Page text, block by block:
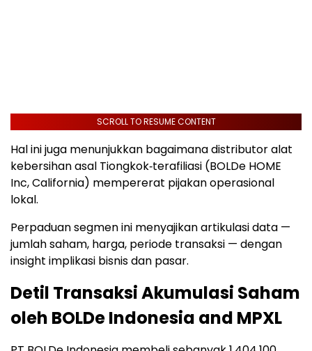
SCROLL TO RESUME CONTENT
Hal ini juga menunjukkan bagaimana distributor alat
kebersihan asal Tiongkok‑terafiliasi (BOLDe HOME
Inc, California) mempererat pijakan operasional
lokal.
Perpaduan segmen ini menyajikan artikulasi data —
jumlah saham, harga, periode transaksi — dengan
insight implikasi bisnis dan pasar.
Detil Transaksi Akumulasi Saham
oleh BOLDe Indonesia and MPXL